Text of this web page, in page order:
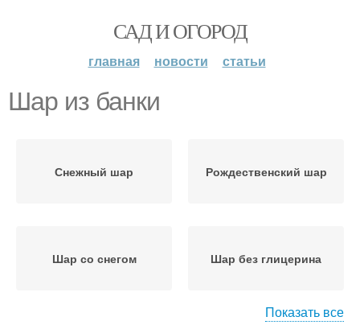
САД И ОГОРОД
главная новости статьи
Шар из банки
Снежный шар Рождественский шар
Шар со снегом Шар без глицерина
Показать все